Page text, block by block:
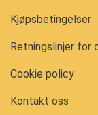
Kjøpsbetingelser
Retningslinjer
Cookie policy
Kontakt oss